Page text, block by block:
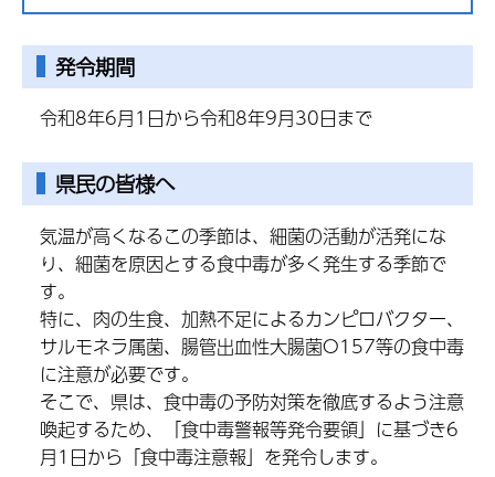
発令期間
令和8年6月1日から令和8年9月30日まで
県民の皆様へ
気温が高くなるこの季節は、細菌の活動が活発にな
り、細菌を原因とする食中毒が多く発生する季節で
す。
特に、肉の生食、加熱不足によるカンピロバクター、
サルモネラ属菌、腸管出血性大腸菌O157等の食中毒
に注意が必要です。
そこで、県は、食中毒の予防対策を徹底するよう注意
喚起するため、「食中毒警報等発令要領」に基づき6
月1日から「食中毒注意報」を発令します。